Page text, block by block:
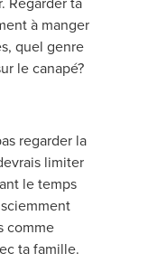
à manger
quel genre
le canapé?
regarder la
limiter
le temps
comme
ta famille.